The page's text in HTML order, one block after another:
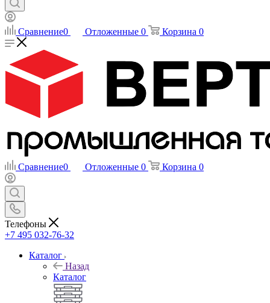
Сравнение0 Отложенные 0 Корзина 0
Сравнение0 Отложенные 0 Корзина 0
Телефоны
+7 495 032-76-32
Каталог
Назад
Каталог